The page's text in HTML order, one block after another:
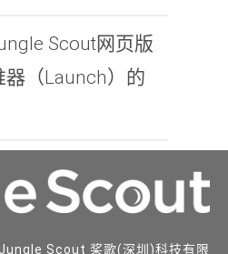
Scout网页版
器（Launch）的
Scout 桨歌(深圳)科技有限